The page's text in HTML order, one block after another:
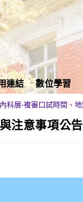
連結 數位學習
科展-複審口試時間、
注意事項公告